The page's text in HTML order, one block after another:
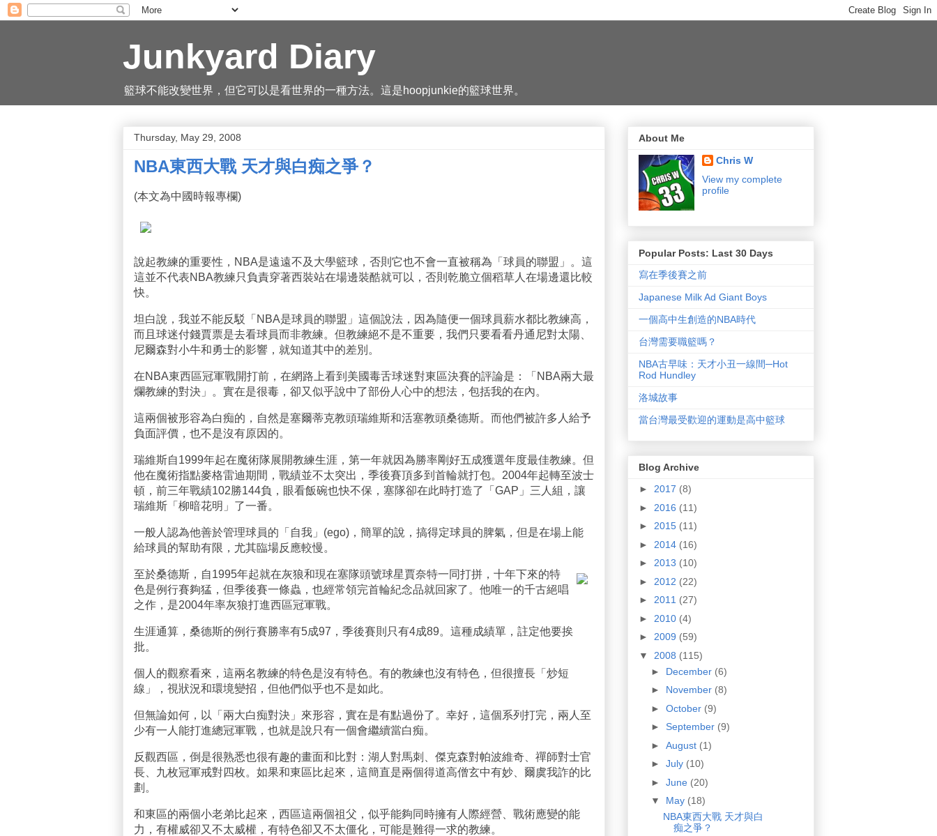
Junkyard Diary
籃球不能改變世界，但它可以是看世界的一種方法。這是hoopjunkie的籃球世界。
Thursday, May 29, 2008
NBA東西大戰 天才與白痴之爭？
(本文為中國時報專欄)
說起教練的重要性，NBA是遠遠不及大學籃球，否則它也不會一直被稱為「球員的聯盟」。這
這並不代表NBA教練只負責穿著西裝站在場邊裝酷就可以，否則乾脆立個稻草人在場邊還比較
快。
坦白說，我並不能反駁「NBA是球員的聯盟」這個說法，因為隨便一個球員薪水都比教練高，
而且球迷付錢賈票是去看球員而非教練。但教練絕不是不重要，我們只要看看丹通尼對太陽、
尼爾森對小牛和勇士的影響，就知道其中的差別。
在NBA東西區冠軍戰開打前，在網路上看到美國毒舌球迷對東區決賽的評論是：「NBA兩大最
爛教練的對決」。實在是很毒，卻又似乎說中了部份人心中的想法，包括我的在內。
這兩個被形容為白痴的，自然是塞爾蒂克教頭瑞維斯和活塞教頭桑德斯。而他們被許多人給予
負面評價，也不是沒有原因的。
瑞維斯自1999年起在魔術隊展開教練生涯，第一年就因為勝率剛好五成獲選年度最佳教練。但
他在魔術指點麥格雷迪期間，戰績並不太突出，季後賽頂多到首輪就打包。2004年起轉至波士
頓，前三年戰績102勝144負，眼看飯碗也快不保，塞隊卻在此時打造了「GAP」三人組，讓
瑞維斯「柳暗花明」了一番。
一般人認為他善於管理球員的「自我」(ego)，簡單的說，搞得定球員的脾氣，但是在場上能
給球員的幫助有限，尤其臨場反應較慢。
至於桑德斯，自1995年起就在灰狼和現在塞隊頭號球星賈奈特一同打拼，十年下來的特
色是例行賽夠猛，但季後賽一條蟲，也經常領完首輪紀念品就回家了。他唯一的千古絕唱
之作，是2004年率灰狼打進西區冠軍戰。
生涯通算，桑德斯的例行賽勝率有5成97，季後賽則只有4成89。這種成績單，註定他要挨
批。
個人的觀察看來，這兩名教練的特色是沒有特色。有的教練也沒有特色，但很擅長「炒短
線」，視狀況和環境變招，但他們似乎也不是如此。
但無論如何，以「兩大白痴對決」來形容，實在是有點過份了。幸好，這個系列打完，兩人至
少有一人能打進總冠軍戰，也就是說只有一個會繼續當白痴。
反觀西區，倒是很熟悉也很有趣的畫面和比對：湖人對馬刺、傑克森對帕波維奇、禪師對士官
長、九枚冠軍戒對四枚。如果和東區比起來，這簡直是兩個得道高僧玄中有妙、爾虞我詐的比
劃。
和東區的兩個小老弟比起來，西區這兩個祖父，似乎能夠同時擁有人際經營、戰術應變的能
力，有權威卻又不太威權，有特色卻又不太僵化，可能是難得一求的教練。
About Me
Chris W
View my complete
profile
Popular Posts: Last 30 Days
寫在季後賽之前
Japanese Milk Ad Giant Boys
一個高中生創造的NBA時代
台灣需要職籃嗎？
NBA古早味：天才小丑一線間─Hot
Rod Hundley
洛城故事
當台灣最受歡迎的運動是高中籃球
Blog Archive
► 2017 (8)
► 2016 (11)
► 2015 (11)
► 2014 (16)
► 2013 (10)
► 2012 (22)
► 2011 (27)
► 2010 (4)
► 2009 (59)
▼ 2008 (115)
► December (6)
► November (8)
► October (9)
► September (9)
► August (1)
► July (10)
► June (20)
▼ May (18)
NBA東西大戰 天才與白
痴之爭？